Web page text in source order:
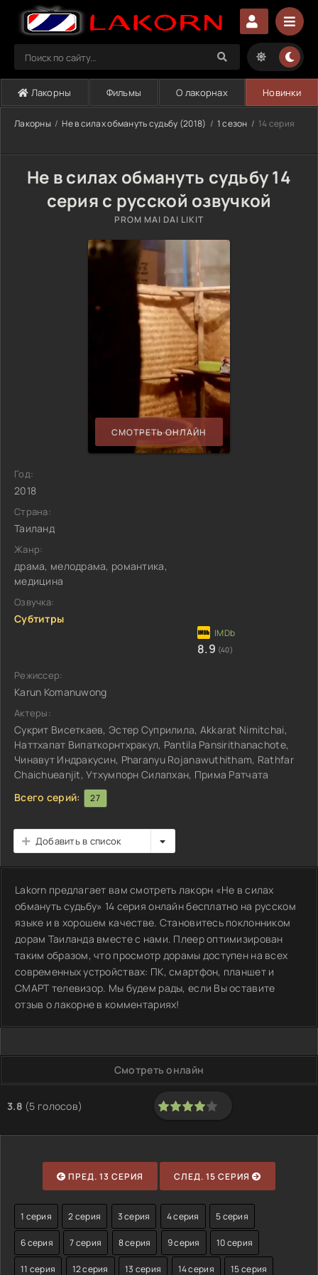
Лакорны Фильмы О лакорнах Новинки
Лакорны Не в силах обмануть судьбу (2018) 1 сезон 14 серия
Не в силах обмануть судьбу 14
серия с русской озвучкой
PROM MAI DAI LIKIT
СМОТРЕТЬ ОНЛАЙН
Год:
2018
Страна:
Таиланд
Жанр:
драма, мелодрама, романтика,
медицина
Озвучка:
Субтитры
8.9 (40)
Режиссер:
Karun Komanuwong
Актеры:
Сукрит Висеткаев, Эстер Суприлила, Akkarat Nimitchai,
Наттхапат Випаткорнтхракул, Pantila Pansirithanachote,
Чинавут Индракусин, Pharanyu Rojanawuthitham, Rathfar
Chaichueanjit, Утхумпорн Силапхан, Прима Ратчата
Всего серий:
27
Добавить в список
Lakorn предлагает вам смотреть лакорн «Не в силах
обмануть судьбу» 14 серия онлайн бесплатно на русском
языке и в хорошем качестве. Становитесь поклонником
дорам Таиланда вместе с нами. Плеер оптимизирован
таким образом, что просмотр дорамы доступен на всех
современных устройствах: ПК, смартфон, планшет и
СМАРТ телевизор. Мы будем рады, если Вы оставите
отзыв о лакорне в комментариях!
Смотреть онлайн
3.8 (5 голосов)
80
ПРЕД. 13 СЕРИЯ СЛЕД. 15 СЕРИЯ
1 серия 2 серия 3 серия 4 серия 5 серия
6 серия 7 серия 8 серия 9 серия 10 серия
11 серия 12 серия 13 серия 14 серия 15 серия